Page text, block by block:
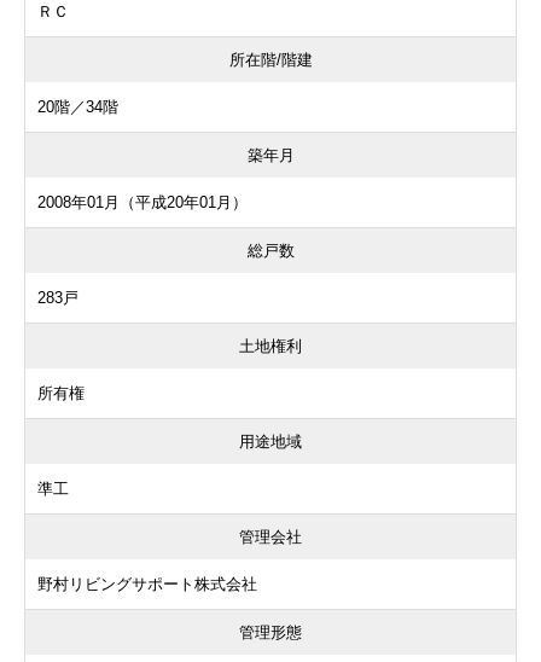
ＲＣ
所在階/階建
20階／34階
築年月
2008年01月（平成20年01月）
総戸数
283戸
土地権利
所有権
用途地域
準工
管理会社
野村リビングサポート株式会社
管理形態